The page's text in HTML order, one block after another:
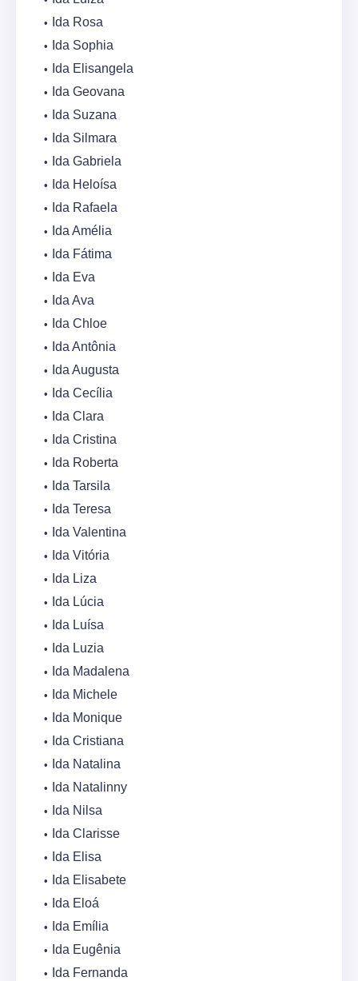
Ida Rosa
Ida Sophia
Ida Elisangela
Ida Geovana
Ida Suzana
Ida Silmara
Ida Gabriela
Ida Heloísa
Ida Rafaela
Ida Amélia
Ida Fátima
Ida Eva
Ida Ava
Ida Chloe
Ida Antônia
Ida Augusta
Ida Cecília
Ida Clara
Ida Cristina
Ida Roberta
Ida Tarsila
Ida Teresa
Ida Valentina
Ida Vitória
Ida Liza
Ida Lúcia
Ida Luísa
Ida Luzia
Ida Madalena
Ida Michele
Ida Monique
Ida Cristiana
Ida Natalina
Ida Natalinny
Ida Nilsa
Ida Clarisse
Ida Elisa
Ida Elisabete
Ida Eloá
Ida Emília
Ida Eugênia
Ida Fernanda